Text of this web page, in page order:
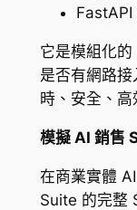
FastAPI
它是模組化
是否有網路
時、安全、高
模擬 AI 銷售
在商業實體
Suite 的完整